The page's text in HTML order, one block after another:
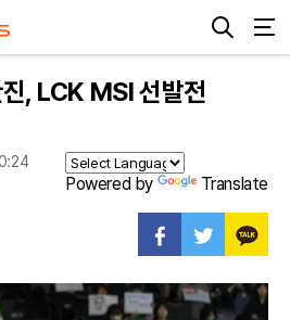
, LCK MSI 선발전
Powered by Translate